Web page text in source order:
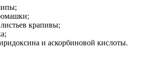
крапивы;
и аскорбиновой кислоты.